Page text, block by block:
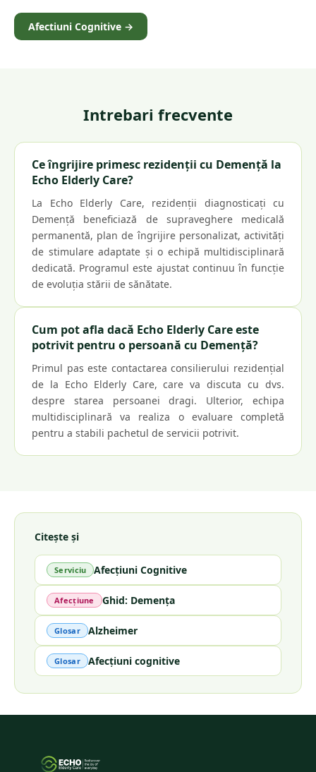
Afectiuni Cognitive →
Intrebari frecvente
Ce îngrijire primesc rezidenții cu Demență la
Echo Elderly Care?
La Echo Elderly Care, rezidenții diagnosticați cu
Demență beneficiază de supraveghere medicală
permanentă, plan de îngrijire personalizat, activități
de stimulare adaptate și o echipă multidisciplinară
dedicată. Programul este ajustat continuu în funcție
de evoluția stării de sănătate.
Cum pot afla dacă Echo Elderly Care este
potrivit pentru o persoană cu Demență?
Primul pas este contactarea consilierului rezidențial
de la Echo Elderly Care, care va discuta cu dvs.
despre starea persoanei dragi. Ulterior, echipa
multidisciplinară va realiza o evaluare completă
pentru a stabili pachetul de servicii potrivit.
Citește și
Serviciu Afecțiuni Cognitive
Afecțiune Ghid: Demența
Glosar Alzheimer
Glosar Afecțiuni cognitive